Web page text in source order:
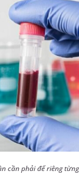
cần phải để riêng